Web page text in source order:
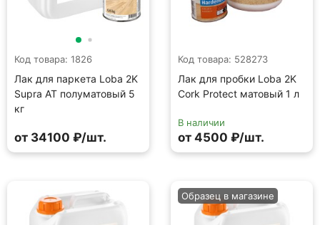
Код товара: 1826
Лак для паркета Loba 2K
Supra AT полуматовый 5
кг
от 34100 ₽/шт.
Код товара: 528273
Лак для пробки Loba 2K
Cork Protect матовый 1 л
В наличии
от 4500 ₽/шт.
Образец в магазине